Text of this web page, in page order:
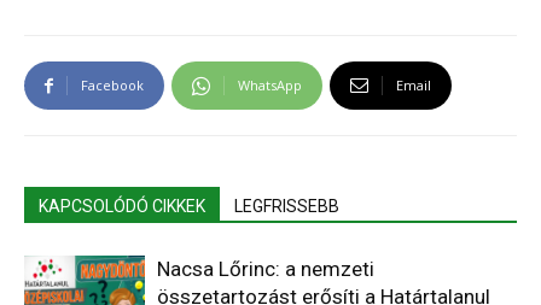
Facebook WhatsApp Email
KAPCSOLÓDÓ CIKKEK LEGFRISSEBB
Nacsa Lőrinc: a nemzeti
összetartozást erősíti a Határtalanul